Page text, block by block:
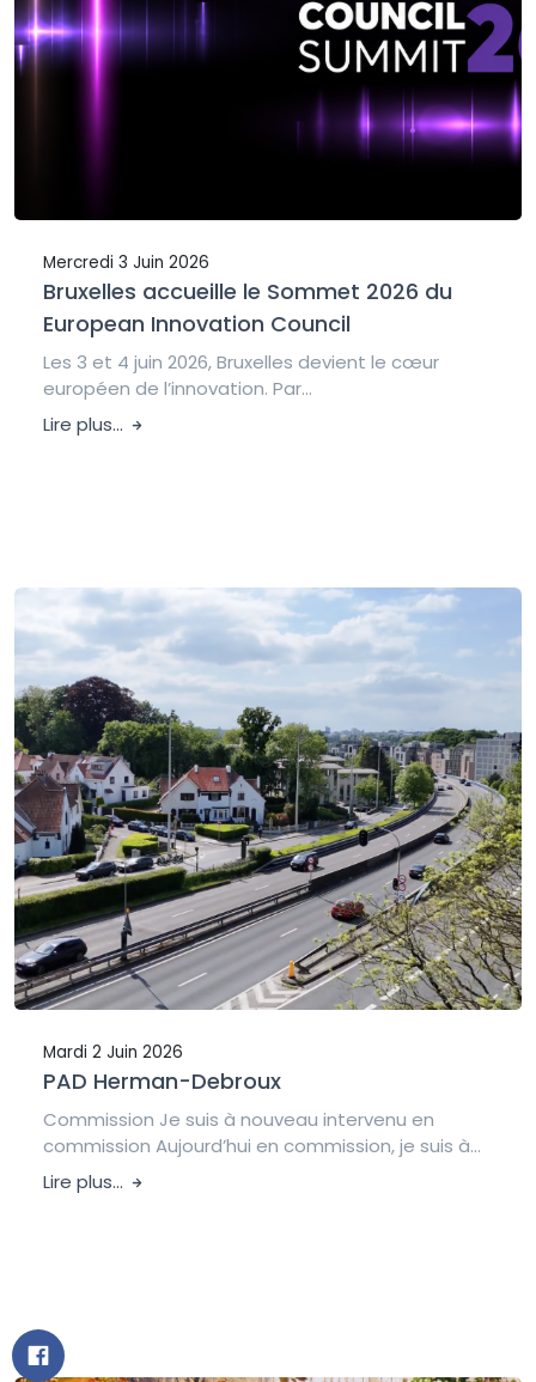
Mercredi 3 Juin 2026
Bruxelles accueille le Sommet 2026 du
European Innovation Council
Les 3 et 4 juin 2026, Bruxelles devient le cœur
européen de l’innovation. Par...
Lire plus...
Mardi 2 Juin 2026
PAD Herman-Debroux
Commission Je suis à nouveau intervenu en
commission Aujourd’hui en commission, je suis à...
Lire plus...